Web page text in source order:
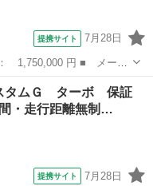
提携サイト 7月28日
レード名： カスタム
ラマモニター 保証１年
タムＧ ターボ 保証
・走行距離無制…
提携サイト 7月28日